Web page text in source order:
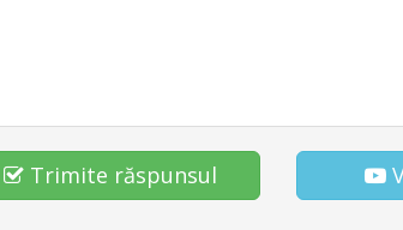
Trimite răspunsul